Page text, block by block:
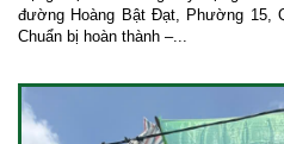
đường Hoàng Bật Đạt, Phường 15,
Chuẩn bị hoàn thành –...